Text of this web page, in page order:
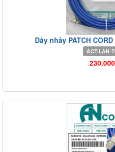
Dây nhảy PATCH
ACT-LAN-